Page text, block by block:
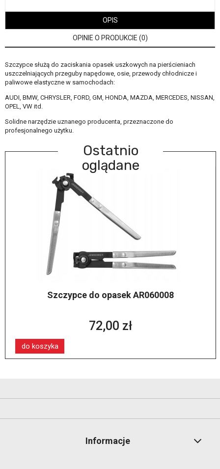
OPIS
OPINIE O PRODUKCIE (0)
Szczypce służą do zaciskania opasek uszkowych na pierścieniach
uszczelniających przeguby napędowe, osie, przewody chłodnicze i
paliwowe elastyczne w samochodach:
AUDI, BMW, CHRYSLER, FORD, GM, HONDA, MAZDA, MERCEDES, NISSAN,
OPEL, VW itd.
Solidne narzędzie uznanego producenta, przeznaczone do
profesjonalnego użytku.
Ostatnio
oglądane
Szczypce do opasek AR060008
72,00 zł
do koszyka
Informacje